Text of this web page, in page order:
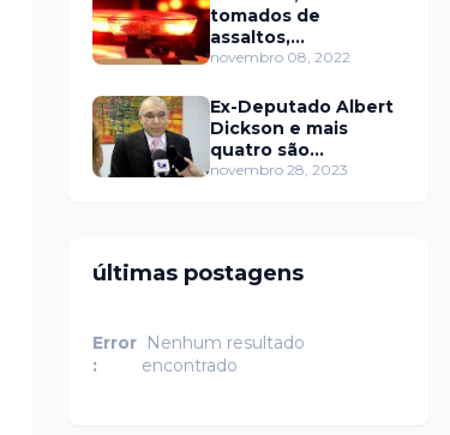
tomados de
assaltos,
ARRASTÕES em
encontrado morto
novembro 08, 2022
Ex-Deputado Albert
Dickson e mais
quatro são
condenados por
novembro 28, 2023
últimas postagens
Error
:
Nenhum resultado
encontrado